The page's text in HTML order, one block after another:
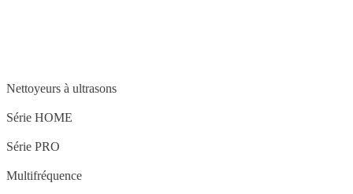
Nettoyeurs à ultrasons
Série HOME
Série PRO
Multifréquence